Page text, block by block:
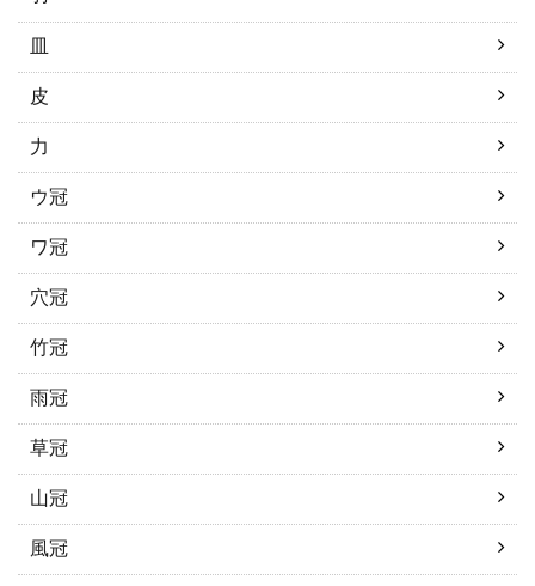
皿
皮
力
ウ冠
ワ冠
穴冠
竹冠
雨冠
草冠
山冠
風冠